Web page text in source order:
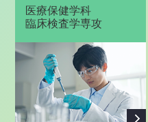
医療保健学科
臨床検査学専攻